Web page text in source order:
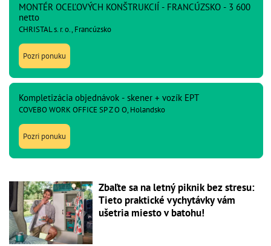
MONTÉR OCEĽOVÝCH KONŠTRUKCIÍ - FRANCÚZSKO - 3 600
netto
CHRISTAL s. r. o., Francúzsko
Pozri ponuku
Kompletizácia objednávok - skener + vozík EPT
COVEBO WORK OFFICE SP Z O O, Holandsko
Pozri ponuku
Zbaľte sa na letný piknik bez stresu:
Tieto praktické vychytávky vám
ušetria miesto v batohu!